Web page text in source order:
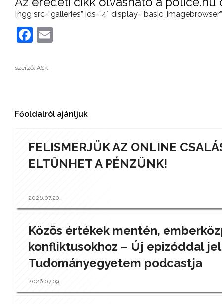
[ngg src=”galleries” ids=”4″
Facebook
szerző: ÁSK
Főoldalról ajánljuk
FELISMERJÜK AZ ONLINE
ELTŰNHET A PÉNZÜNK!
2026.07.20.
Közös értékek mentén,
konfliktusokhoz – Új epizóddal
Tudományegyetem podcastja
2026.07.09.